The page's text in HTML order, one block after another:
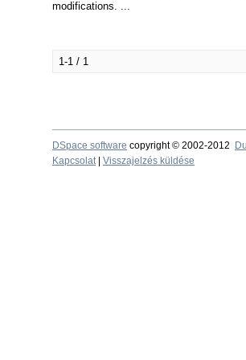
modifications. ...
1-1 / 1
DSpace software copyright © 2002-2012
Kapcsolat| Visszajelzés küldése